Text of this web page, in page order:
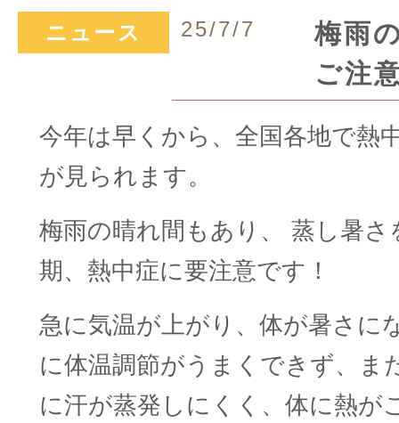
ニュース 25/7/7
梅雨
ご注
今年は早くから、全国各地で熱
が見られます。
梅雨の晴れ間もあり、 蒸し暑さ
期、熱中症に要注意です！
急に気温が上がり、体が暑さに
に体温調節がうまくできず、ま
に汗が蒸発しにくく、体に熱が